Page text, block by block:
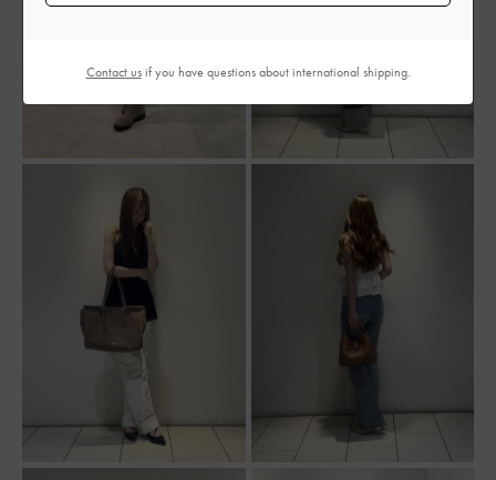
Contact usif you have questions about international shipping.